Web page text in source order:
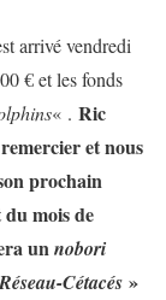
arrivé vendredi
€ et les fonds
« . Ric
et nous
prochain
mois de
unnobori
Réseau-Cétacés »